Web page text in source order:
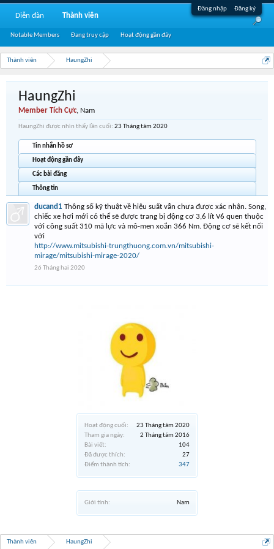
Đăng nhập Đăng ký
Thành viên HaungZhi
Hoạt động cuối:
23 Tháng tám 2020
Tham gia ngày:
2 Tháng tám 2016
Bài viết:
104
Đã được thích:
27
Điểm thành tích:
347
Giới tính: Nam
HaungZhi
Member Tích Cực, Nam
HaungZhi được nhìn thấy lần cuối: 23 Tháng tám 2020
Tin nhắn hồ sơ
Hoạt động gần đây
Các bài đăng
Thông tin
ducand1 Thông số kỹ thuật về hiệu suất vẫn chưa được xác nhận. Song,
chiếc xe hơi mới có thể sẽ được trang bị động cơ 3,6 lít V6 quen thuộc
với công suất 310 mã lực và mô-men xoắn 366 Nm. Động cơ sẽ kết nối
với
http://www.mitsubishi-trungthuong.com.vn/mitsubishi-
mirage/mitsubishi-mirage-2020/
26 Tháng hai 2020
Thành viên HaungZhi
Diễn đàn Thành viên
Notable Members Đang truy cập Hoạt động gần đây